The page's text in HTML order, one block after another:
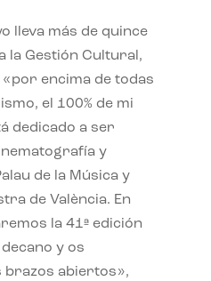
lleva más de quince
la Gestión Cultural,
encima de todas
el 100% de mi
dedicado a ser
y
de la Música y
de València. En
la 41ª edición
y os
brazos abiertos»,